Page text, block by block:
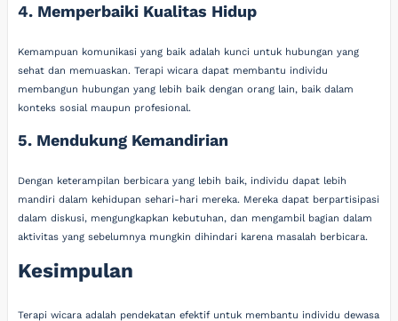
4. Memperbaiki Kualitas Hidup
Kemampuan komunikasi yang baik adalah kunci untuk hubungan yang
sehat dan memuaskan. Terapi wicara dapat membantu individu
membangun hubungan yang lebih baik dengan orang lain, baik dalam
konteks sosial maupun profesional.
5. Mendukung Kemandirian
Dengan keterampilan berbicara yang lebih baik, individu dapat lebih
mandiri dalam kehidupan sehari-hari mereka. Mereka dapat berpartisipasi
dalam diskusi, mengungkapkan kebutuhan, dan mengambil bagian dalam
aktivitas yang sebelumnya mungkin dihindari karena masalah berbicara.
Kesimpulan
Terapi wicara adalah pendekatan efektif untuk membantu individu dewasa